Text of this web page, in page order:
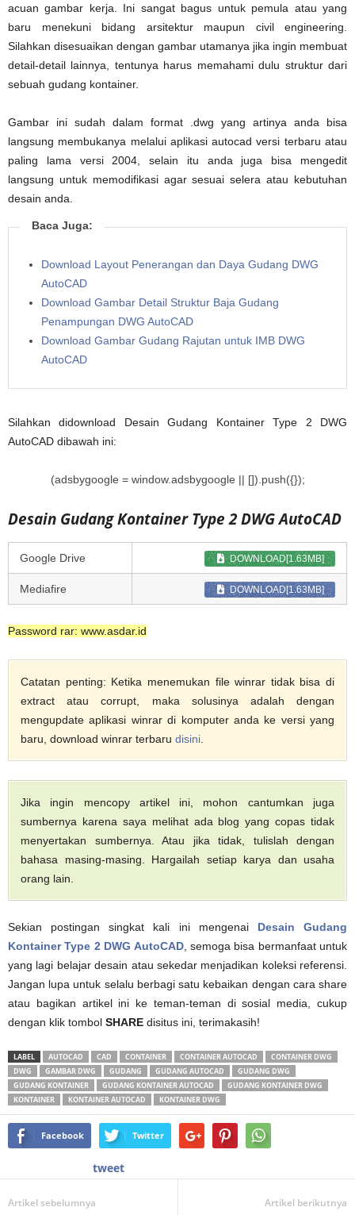
acuan gambar kerja. Ini sangat bagus untuk pemula atau yang
baru menekuni bidang arsitektur maupun civil engineering.
Silahkan disesuaikan dengan gambar utamanya jika ingin membuat
detail-detail lainnya, tentunya harus memahami dulu struktur dari
sebuah gudang kontainer.
Gambar ini sudah dalam format .dwg yang artinya anda bisa
langsung membukanya melalui aplikasi autocad versi terbaru atau
paling lama versi 2004, selain itu anda juga bisa mengedit
langsung untuk memodifikasi agar sesuai selera atau kebutuhan
desain anda.
Baca Juga:
Download Layout Penerangan dan Daya Gudang DWG
AutoCAD
Download Gambar Detail Struktur Baja Gudang
Penampungan DWG AutoCAD
Download Gambar Gudang Rajutan untuk IMB DWG
AutoCAD
Silahkan didownload Desain Gudang Kontainer Type 2 DWG
AutoCAD dibawah ini:
(adsbygoogle = window.adsbygoogle || []).push({});
Desain Gudang Kontainer Type 2 DWG AutoCAD
Google Drive DOWNLOAD[1.63MB]
Mediafire DOWNLOAD[1.63MB]
Password rar: www.asdar.id
Catatan penting: Ketika menemukan file winrar tidak bisa di
extract atau corrupt, maka solusinya adalah dengan
mengupdate aplikasi winrar di komputer anda ke versi yang
baru, download winrar terbaru disini
Jika ingin mencopy artikel ini, mohon cantumkan juga
sumbernya karena saya melihat ada blog yang copas tidak
menyertakan sumbernya. Atau jika tidak, tulislah dengan
bahasa masing-masing. Hargailah setiap karya dan usaha
orang lain.
Sekian postingan singkat kali ini mengenai Desain Gudang
Kontainer Type 2 DWG AutoCAD, semoga bisa bermanfaat untuk
yang lagi belajar desain atau sekedar menjadikan koleksi referensi.
Jangan lupa untuk selalu berbagi satu kebaikan dengan cara share
atau bagikan artikel ini ke teman-teman di sosial media, cukup
dengan klik tombol SHARE disitus ini, terimakasih!
LABEL AUTOCAD CAD CONTAINER CONTAINER AUTOCAD
CONTAINER DWG
DWG
GAMBAR DWG GUDANG GUDANG AUTOCAD
GUDANG DWG
GUDANG KONTAINER
GUDANG KONTAINER AUTOCAD
GUDANG KONTAINER DWG
KONTAINER
KONTAINER AUTOCAD KONTAINER DWG
Facebook Twitter
tweet
Artikel sebelumnya Artikel berikutnya